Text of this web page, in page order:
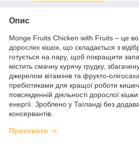
Опис
Monge Fruits Chicken with Fruits – це
дорослих кішок, що складається з
готується на пару, щоб покращити
містить смачну курячу грудку,
джерелом вітамінів та фрукто-
пребіотиками для кращої роботи
повсякденній діяльності дорослої
енергії. Зроблено у Таїланді без
консервантів.
Приховати